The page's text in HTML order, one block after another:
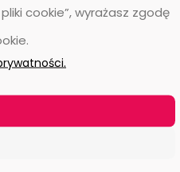
P6P Jesion lakier biały -
mm - 60 mm - 15.5 mm -
Opakowanie 10 szt
cookie”, wyrażasz zgodę